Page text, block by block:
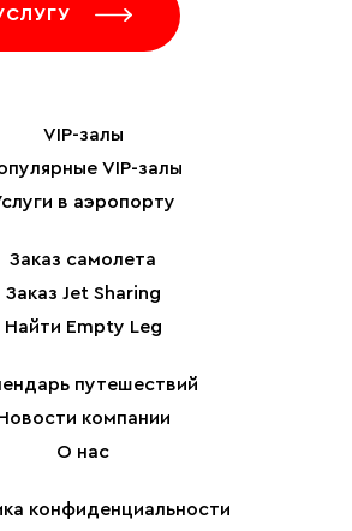
VIP-залы
VIP-залы
в аэропорту
Заказ самолета
Заказ Jet Sharing
Найти Empty Leg
путешествий
компании
О нас
конфиденциальности